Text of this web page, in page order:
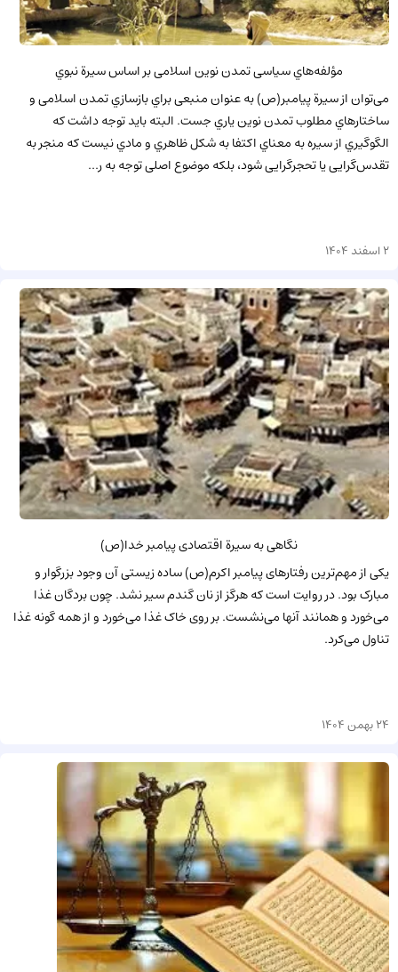
مؤلفه‌هاي سیاسی تمدن نوین اسلامی بر اساس سیرة نبوي
می‌توان از سیرة پیامبر(ص) به عنوان منبعی براي بازسازي تمدن اسلامی و
ساختارهاي مطلوب تمدن نوین یاري جست. البته باید توجه داشت که
الگوگیري از سیره به معناي اکتفا به شکل ظاهري و مادي نیست که منجر به
تقدس‌گرایی یا تحجرگرایی شود، بلکه موضوع اصلی توجه به ر...
2 اسفند 1404
نگاهی به سیرة اقتصادی پیامبر خدا(ص)
یکى از مهم‌ترین رفتارهاى پیامبر اکرم(ص) ساده زیستى آن وجود بزرگوار و
مبارک بود. در روایت است که هرگز از نان گندم سیر نشد. چون بردگان غذا
مى‌خورد و همانند آنها مى‌نشست. بر روى خاک غذا مى‌خورد و از همه گونه غذا
تناول مى‌کرد.
24 بهمن 1404